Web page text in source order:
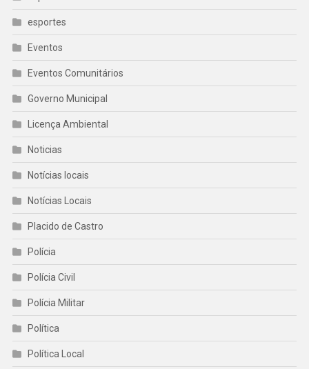
esportes
Eventos
Eventos Comunitários
Governo Municipal
Licença Ambiental
Noticias
Notícias locais
Notícias Locais
Placido de Castro
Polícia
Polícia Civil
Polícia Militar
Política
Política Local